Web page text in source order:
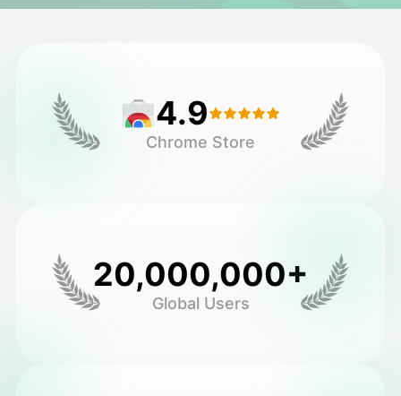
इतर साधने 4.9
Chrome Store
20,000,000+
Global Users